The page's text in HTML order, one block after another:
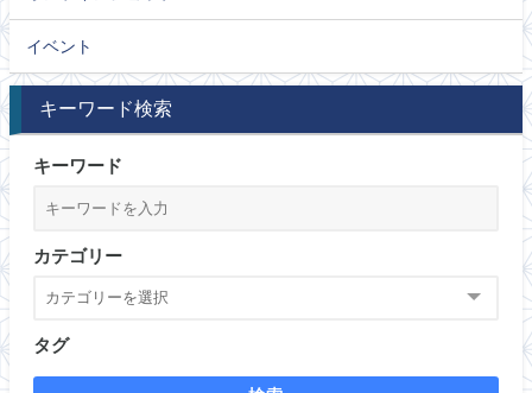
イベント
キーワード検索
キーワード
カテゴリー
タグ